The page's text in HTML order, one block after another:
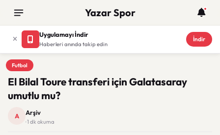
Yazar Spor
Uygulamayı İndir
Haberleri anında takip edin
İndir
Futbol
Futbol
El Bilal Toure transferi için Galatasaray
umutlu mu?
A Arşiv
· 1 dk okuma